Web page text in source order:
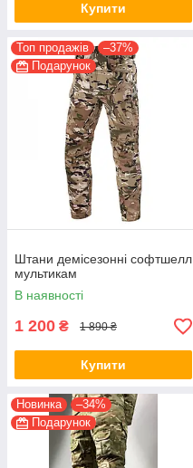
Купити
Топ продажів
–37%
Подарунок
Штани демісезонні софтшелл
мультикам
В наявності
1 200 ₴ 1 890 ₴
Купити
Новинка
–34%
Подарунок